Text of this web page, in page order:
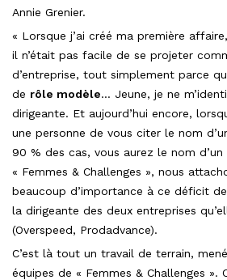
Annie Grenier.
« Lorsque j’ai créé ma première
il n’était pas facile de se projeter
d’entreprise, tout simplement parce
de rôle modèle… Jeune, je ne
dirigeante. Et aujourd’hui encore,
une personne de vous citer le nom
90 % des cas, vous aurez le nom
« Femmes & Challenges », nous
beaucoup d’importance à ce déficit
la dirigeante des deux entreprises
(Overspeed, Prodadvance).
C’est là tout un travail de terrain,
équipes de « Femmes & Challenges ».